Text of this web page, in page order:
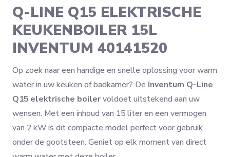
Q-LINE Q15 ELEKTRISCHE
KEUKENBOILER 15L
INVENTUM 40141520
Op zoek naar een handige en snelle oplossing voor warm
water in uw keuken of badkamer? De Inventum Q-Line
Q15 elektrische boilervoldoet uitstekend aan uw
wensen. Met een inhoud van 15 liter en een vermogen
van 2 kW is dit compacte model perfect voor gebruik
onder de gootsteen. Geniet op elk moment van direct